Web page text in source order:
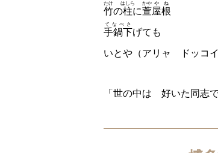
竹
たけ
の柱
はしら
に萱
かや
屋根
やね
手鍋下
てなべさ
げても
いとや （アリャ ドッコイ
「世の中は 好いた同